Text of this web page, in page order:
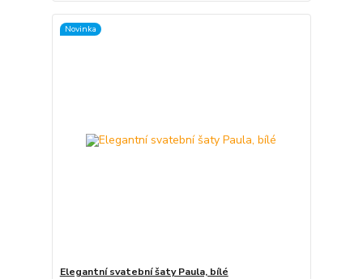
Novinka
Elegantní svatební šaty Paula, bílé